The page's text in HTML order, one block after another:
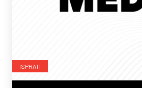
ISPRATI